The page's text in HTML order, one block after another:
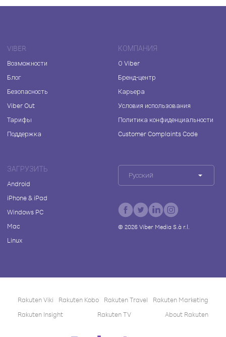
VIBER
Возможности
Блог
Безопасность
Viber Out
Тарифы
Поддержка
КОМПАНИЯ
О Viber
Бренд-центр
Карьера
Условия использования
Политика конфиденциальности
Customer Complaints Code
ЗАГРУЗИТЬ
Android
iPhone & iPad
Windows PC
Mac
Linux
Русский
© 2026Viber Media S.à r.l.
Rakuten Viki Rakuten Kobo Rakuten Travel
Rakuten Marketing
Rakuten Insight
Rakuten TV About Rakuten